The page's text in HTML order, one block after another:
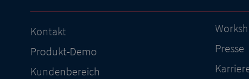
Kontakt
Produkt-Demo
Kundenbereich
Presse